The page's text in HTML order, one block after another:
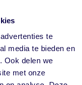
te
media te bieden en
Ook delen we
met onze